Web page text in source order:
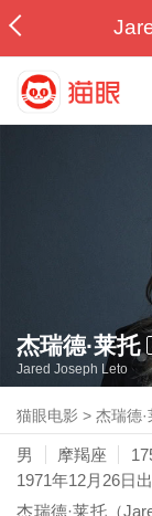
杰瑞德·莱托
Jared Joseph Leto
猫眼电影 >杰瑞德
男 摩羯座
1971年12月26日
杰瑞德·莱托（